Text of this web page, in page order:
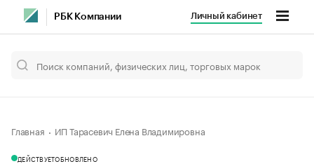
РБК Компании Личный кабинет
Главная ИП Тарасевич Елена Владимировна
ДЕЙСТВУЕТОБНОВЛЕНО